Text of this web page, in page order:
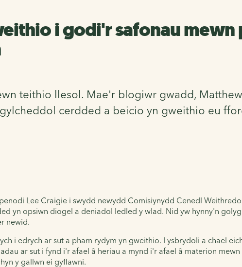
i godi'r safonau
teithio llesol. Mae'r blogiwr gwadd,
cerdded a beicio yn gweithio eu
Lee Craigie i swydd newydd Comisiynydd Cenedl
yn opsiwn diogel a deniadol ledled y wlad. Nid yw hynny'n
newid.
i edrych ar sut a pham rydym yn gweithio. I ysbrydoli a chael
ar sut i fynd i'r afael â heriau a mynd i'r afael â materion
y gallwn ei gyflawni.